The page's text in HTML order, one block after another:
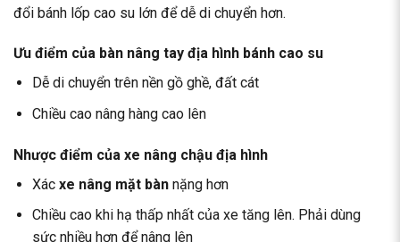
đổi bánh lốp cao su lớn để dễ di chuyển hơn.
Ưu điểm của bàn nâng tay địa hình bánh cao su
Dễ di chuyển trên nền gồ ghề, đất cát
Chiều cao nâng hàng cao lên
Nhược điểm của xe nâng chậu địa hình
Xác xe nâng mặt bànnặng hơn
Chiều cao khi hạ thấp nhất của xe tăng lên. Phải dùng
sức nhiều hơn để nâng lên